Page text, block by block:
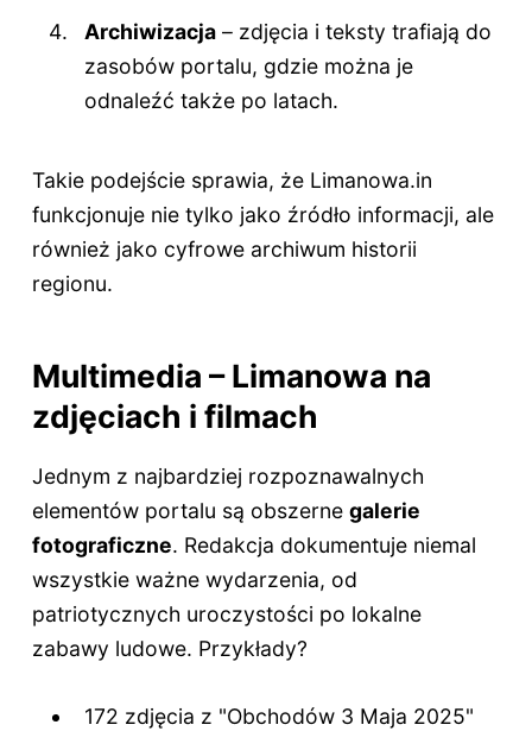
Archiwizacja – zdjęcia i teksty trafiają do
zasobów portalu, gdzie można je
odnaleźć także po latach.
Takie podejście sprawia, że Limanowa.in
funkcjonuje nie tylko jako źródło informacji, ale
również jako cyfrowe archiwum historii
regionu.
Multimedia – Limanowa na
zdjęciach i filmach
Jednym z najbardziej rozpoznawalnych
elementów portalu są obszerne galerie
fotograficzne. Redakcja dokumentuje niemal
wszystkie ważne wydarzenia, od
patriotycznych uroczystości po lokalne
zabawy ludowe. Przykłady?
172 zdjęcia z "Obchodów 3 Maja 2025"